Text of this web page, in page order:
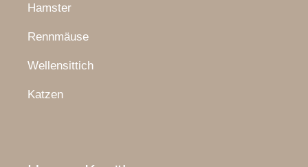
Hamster
Rennmäuse
Wellensittich
Katzen